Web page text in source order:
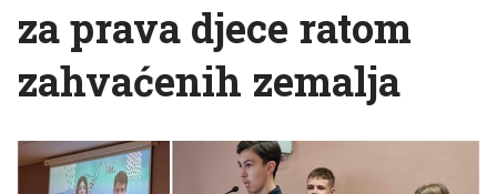
za prava djece ratom
zahvaćenih zemalja